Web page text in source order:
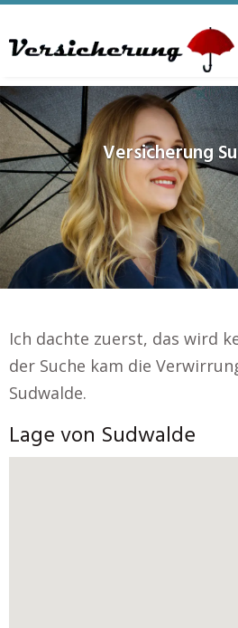
to
content
Versicherung
Ich dachte zuerst, das wird
der Suche kam die
Sudwalde.
Lage von Sudwalde